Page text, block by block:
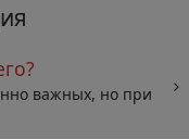
важных, но при